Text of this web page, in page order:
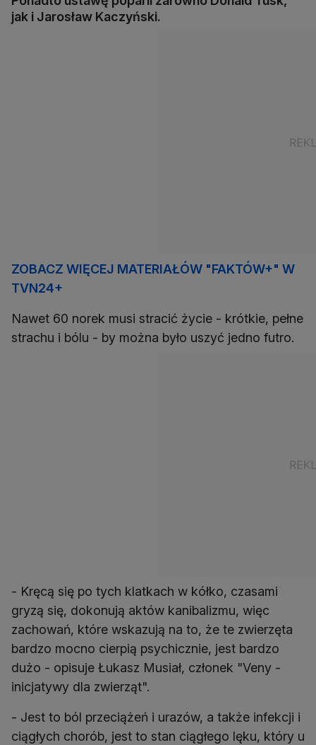
jak i Jarosław Kaczyński.
ZOBACZ WIĘCEJ MATERIAŁÓW "FAKTÓW+" W
TVN24+
Nawet 60 norek musi stracić życie - krótkie, pełne
strachu i bólu - by można było uszyć jedno futro.
- Kręcą się po tych klatkach w kółko, czasami
gryzą się, dokonują aktów kanibalizmu, więc
zachowań, które wskazują na to, że te zwierzęta
bardzo mocno cierpią psychicznie, jest bardzo
dużo - opisuje Łukasz Musiał, członek "Veny -
inicjatywy dla zwierząt".
- Jest to ból przeciążeń i urazów, a także infekcji i
ciągłych chorób, jest to stan ciągłego lęku, który u